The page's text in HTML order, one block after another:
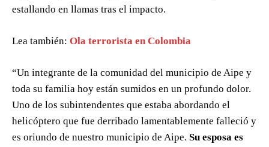
estallando en llamas tras el impacto.
Lea también: Ola terrorista en Colombia
“Un integrante de la comunidad del municipio de Aipe y
toda su familia hoy están sumidos en un profundo dolor.
Uno de los subintendentes que estaba abordando el
helicóptero que fue derribado lamentablemente falleció y
es oriundo de nuestro municipio de Aipe. Su esposa es